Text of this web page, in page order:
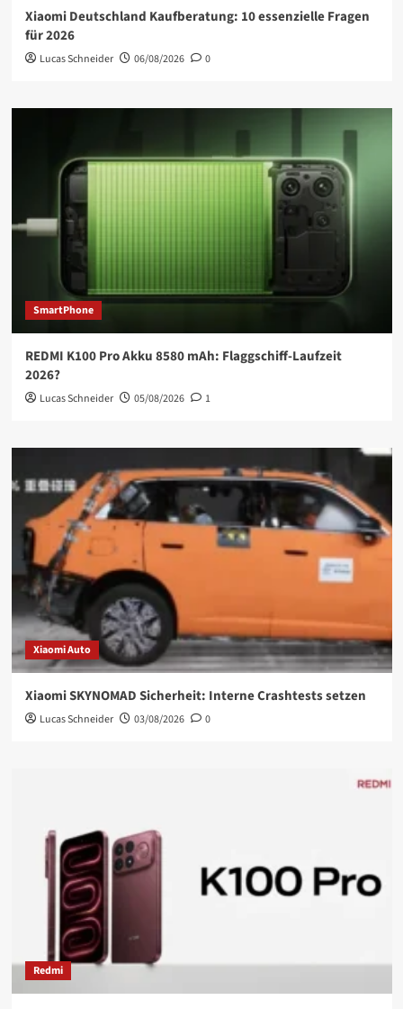
Xiaomi Deutschland Kaufberatung: 10 essenzielle Fragen
für 2026
Lucas Schneider 06/08/2026 0
SmartPhone
REDMI K100 Pro Akku 8580 mAh: Flaggschiff-Laufzeit
2026?
Lucas Schneider 05/08/2026 1
Xiaomi Auto
Xiaomi SKYNOMAD Sicherheit: Interne Crashtests setzen
Lucas Schneider 03/08/2026 0
Redmi